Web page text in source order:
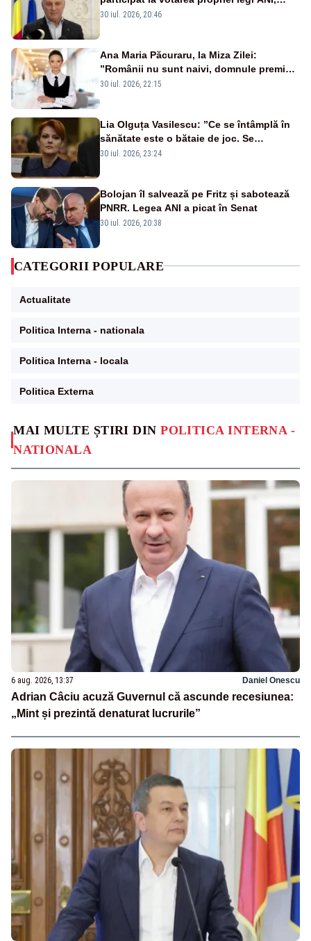
MAI MULTE ȘTIRI DINPOLITICA INTERNA -
NATIONALA
6 aug. 2026, 13:37 Daniel Onescu
Adrian Câciu acuză Guvernul că ascunde recesiunea:
„Mint și prezintă denaturat lucrurile”
scoțându-și cartelele
30 iul. 2026, 20:46
Ana Maria Păcuraru, la Miza Zilei:
”Românii nu sunt naivi, domnule premier
Bolojan”
30 iul. 2026, 22:15
Lia Olguța Vasilescu: ”Ce se întâmplă în
sănătate este o bătaie de joc. Se
guvernează extraordinar de prost”
30 iul. 2026, 23:24
Bolojan îl salvează pe Fritz și sabotează
PNRR. Legea ANI a picat în Senat
30 iul. 2026, 20:38
CATEGORII POPULARE
Actualitate
Politica Interna - nationala
Politica Interna - locala
Politica Externa